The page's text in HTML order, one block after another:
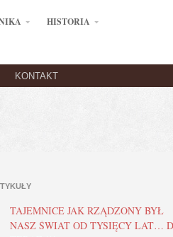
HISTORIA
KONTAKT
TAJEMNICE JAK RZĄDZONY BYŁ
NASZ ŚWIAT OD TYSIĘCY LAT…